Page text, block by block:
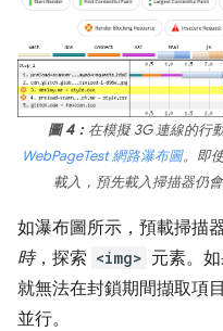
圖 4： 在模擬 3G 連線的行
WebPageTest網路瀑布圖。即
載入，預先載入掃描器仍
如瀑布圖所示，預載掃描
時，探索 <img> 元素。
就無法在封鎖期間擷取項
並行。